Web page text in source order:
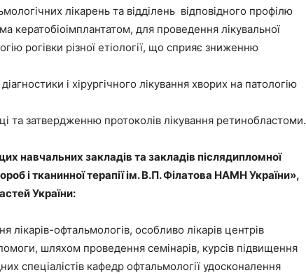
лікарень та відділень відповідного профілю
кератобіоімплантатом, для проведення лікувальної
рогівки різної етіології, що сприяє зниженню
і хірургічного лікування хворих на патологію
та затвердженню протоколів лікування ретинобластоми.
навчальних закладів та закладів післядипломної
і тканинної терапії ім. В.П. Філатова НАМН України»,
України:
лікарів-офтальмологів, особливо лікарів центрів
шляхом проведення семінарів, курсів підвищення
спеціалістів кафедр офтальмології удосконалення